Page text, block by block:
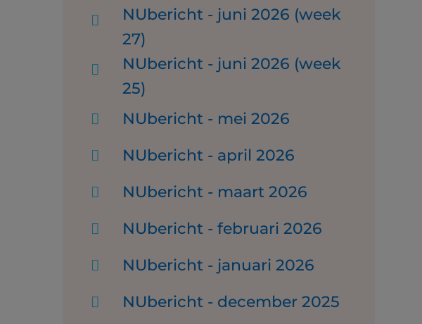

NUbericht - juni 2026 (week
27)

NUbericht - juni 2026 (week
25)
 NUbericht - mei 2026
 NUbericht - april 2026
 NUbericht - maart 2026
 NUbericht - februari 2026
 NUbericht - januari 2026
 NUbericht - december 2025